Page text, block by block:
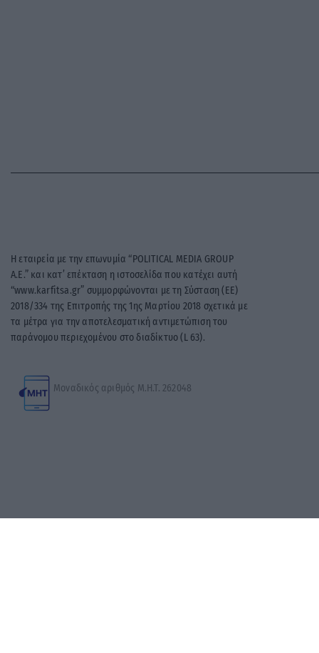
Η εταιρεία με την επωνυμία “POLITICAL MEDIA GROUP
A.E.” και κατ’ επέκταση η ιστοσελίδα που κατέχει αυτή
“www.karfitsa.gr” συμμορφώνονται με τη Σύσταση (ΕΕ)
2018/334 της Επιτροπής της 1ης Μαρτίου 2018 σχετικά με
τα μέτρα για την αποτελεσματική αντιμετώπιση του
παράνομου περιεχομένου στο διαδίκτυο (L 63).
Μοναδικός αριθμός Μ.Η.Τ. 262048